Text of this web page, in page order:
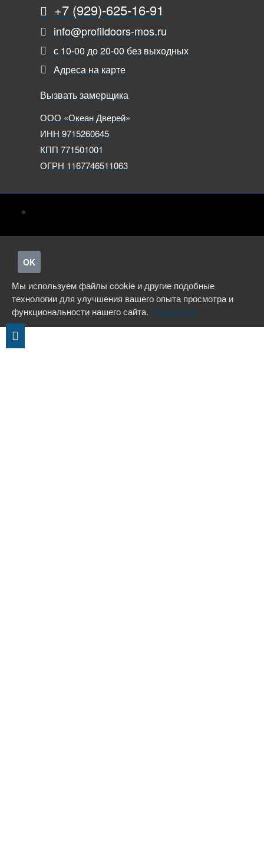
+7 (929)-625-16-91
info@profildoors-mos.ru
с 10-00 до 20-00 без выходных
Адреса на карте
Вызвать замерщика
ООО «Океан Дверей»
ИНН 9715260645
КПП 771501001
ОГРН 1167746511063
OK
Мы используем файлы cookie и другие подобные
технологии для улучшения вашего опыта просмотра и
функциональности нашего сайта. Подробнее.